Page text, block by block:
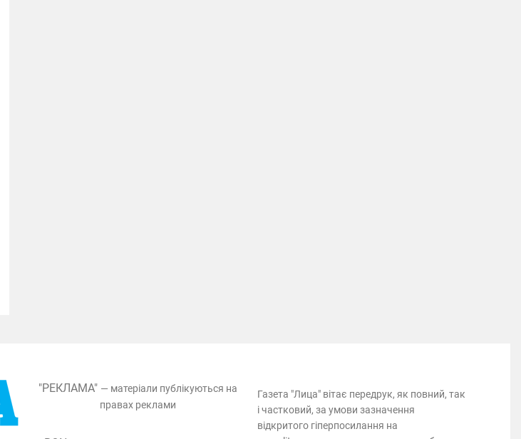
"РЕКЛАМА" — матеріали публікуються на
правах реклами
Газета "Лица" вітає передрук, як повний, так
і частковий, за умови зазначення
відкритого гіперпосилання на